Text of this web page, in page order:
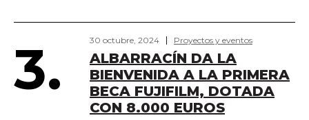
3. 30 octubre, 2024 Proyectos y eventos
ALBARRACÍN DA LA
BIENVENIDA A LA PRIMERA
BECA FUJIFILM, DOTADA
CON 8.000 EUROS